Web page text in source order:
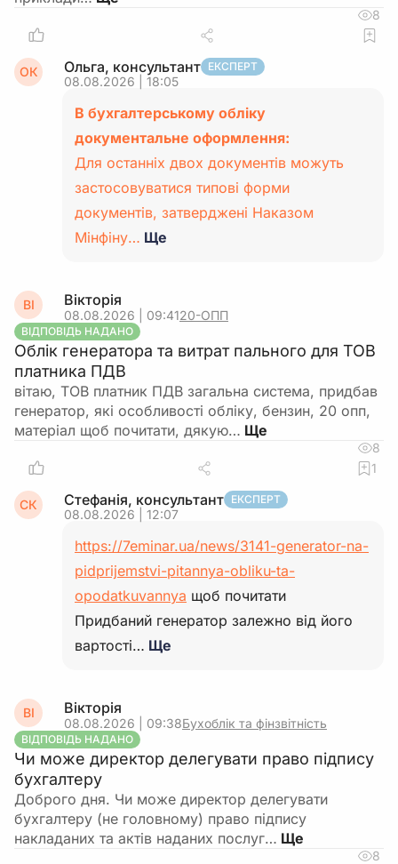
8
ОК Ольга, консультант ЕКСПЕРТ
08.08.2026 | 18:05
В бухгалтерському обліку
документальне оформлення:
Для останніх двох документів можуть
застосовуватися типові форми
документів, затверджені Наказом
Мінфіну… Ще
ВІ Вікторія
08.08.2026 | 09:4120-ОПП
ВІДПОВІДЬ НАДАНО
Облік генератора та витрат пального для ТОВ
платника ПДВ
вітаю, ТОВ платник ПДВ загальна система, придбав
генератор, які особливості обліку, бензин, 20 опп,
матеріал щоб почитати, дякую…
8
1
СК Стефанія, консультант ЕКСПЕРТ
08.08.2026 | 12:07
https://7eminar.ua/news/3141-generator-na-
pidprijemstvi-pitannya-obliku-ta-
opodatkuvannya щоб почитати
Придбаний генератор залежно від його
вартості… Ще
ВІ Вікторія
08.08.2026 | 09:38Бухоблік та фінзвітність
ВІДПОВІДЬ НАДАНО
Чи може директор делегувати право підпису
бухгалтеру
Доброго дня. Чи може директор делегувати
бухгалтеру (не головному) право підпису
накладаних та актів наданих послуг…
8